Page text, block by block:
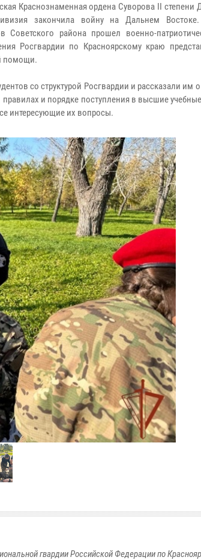
Краснознаменная ордена Суворова II степени
закончила войну на Дальнем
района прошел военно-
Росгвардии по Красноярскому краю
помощи.
со структурой Росгвардии и рассказали им
и порядке поступления в высшие
интересующие их вопросы.
гвардии Российской Федерации по